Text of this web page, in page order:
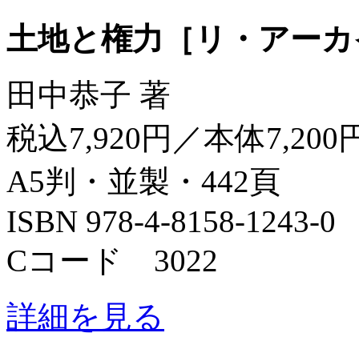
土地と権力［リ・アー
田中恭子 著
税込7,920円／本体7,200
A5判・並製・442頁
ISBN 978-4-8158-1243-0
Cコード 3022
詳細を見る